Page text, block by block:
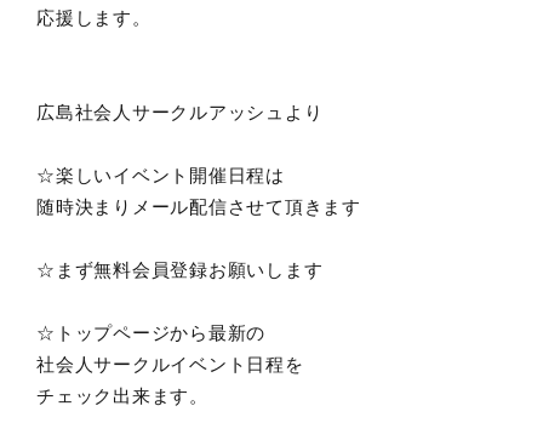
応援します。
広島社会人サークルアッシュより
☆楽しいイベント開催日程は
随時決まりメール配信させて頂きます
☆まず無料会員登録お願いします
☆トップページから最新の
社会人サークルイベント日程を
チェック出来ます。